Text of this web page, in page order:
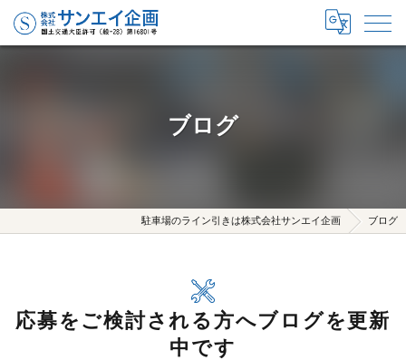
ブログ
駐車場のライン引きは株式会社サンエイ企画 ブログ
応募をご検討される方へブログを更新
中です